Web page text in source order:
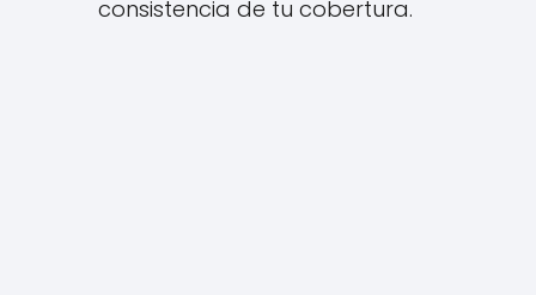
consistencia de tu cobertura.